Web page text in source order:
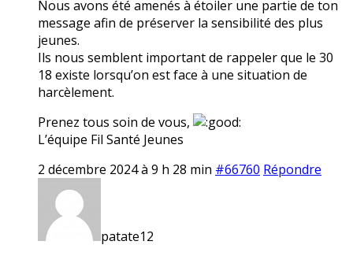
Nous avons été amenés à étoiler une partie de ton
message afin de préserver la sensibilité des plus
jeunes.
Ils nous semblent important de rappeler que le 30
18 existe lorsqu’on est face à une situation de
harcèlement.
Prenez tous soin de vous,
L’équipe Fil Santé Jeunes
2 décembre 2024 à 9 h 28 min #66760 Répondre
patate12